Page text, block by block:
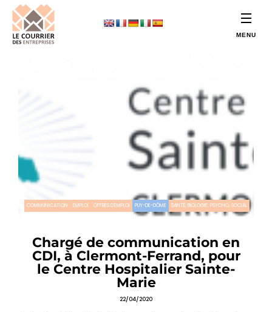
COMMUNICATION EMPLOI OFFRES D'EMPLOI PUY-DE-DÔME SANTÉ, BIOLOGIE, PSYCHO, SOCIAL
Chargé de communication en
CDI, à Clermont-Ferrand, pour
le Centre Hospitalier Sainte-
Marie
22/04/2020